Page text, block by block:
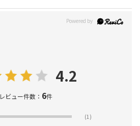
4.2
レビュー件数： 6件
(1)